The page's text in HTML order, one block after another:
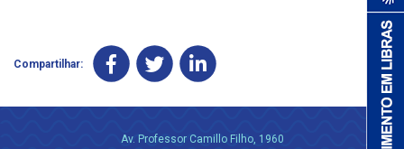
Compartilhar:
Av. Professor Camillo Filho, 1960